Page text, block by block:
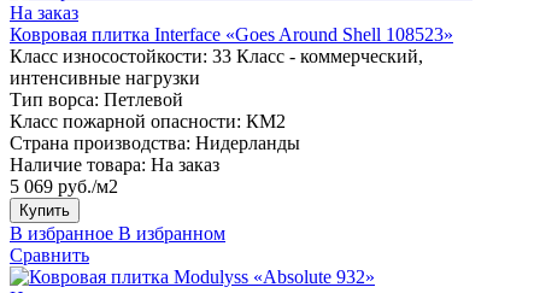
На заказ
Ковровая плитка Interface «Goes Around Shell 108523»
Класс износостойкости: 33 Класс - коммерческий,
интенсивные нагрузки
Тип ворса: Петлевой
Класс пожарной опасности: КМ2
Страна производства: Нидерланды
Наличие товара: На заказ
5 069 руб./м2
Купить
В избранное В избранном
Сравнить